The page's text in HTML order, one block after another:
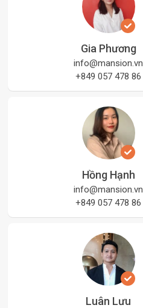
Gia Phương
info@mansion.vn
+849 057 478 86
Hồng Hạnh
info@mansion.vn
+849 057 478 86
Luân Lưu